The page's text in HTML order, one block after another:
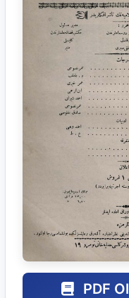
PDF